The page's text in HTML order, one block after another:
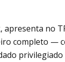
no
completo —